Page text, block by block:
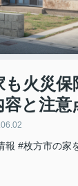
火災保
と注意
報 #枚方市の家